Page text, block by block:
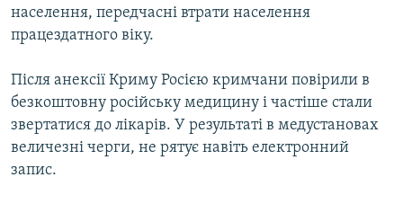
населення, передчасні втрати населення
працездатного віку.
Після анексії Криму Росією кримчани повірили в
безкоштовну російську медицину і частіше стали
звертатися до лікарів. У результаті в медустановах
величезні черги, не рятує навіть електронний
запис.